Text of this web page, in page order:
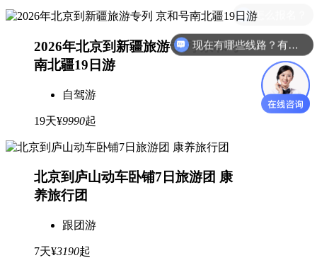
2026年北京到新疆旅游专列 京和号
南北疆19日游
自驾游
19天¥9990起
北京到庐山动车卧铺7日旅游团 康
养旅行团
跟团游
7天¥3190起
现在有哪些线路？有详细行程吗？
怎么报名？